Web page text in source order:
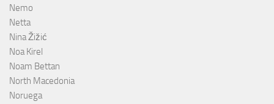
Nemo
Netta
Nina Žižić
Noa Kirel
Noam Bettan
North Macedonia
Noruega